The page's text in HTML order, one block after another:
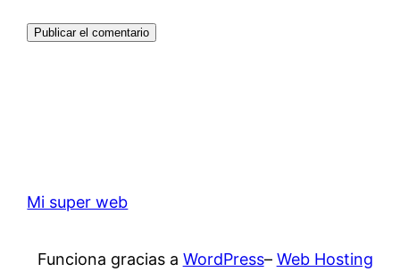
Mi super web
Funciona gracias a WordPress– Web Hosting